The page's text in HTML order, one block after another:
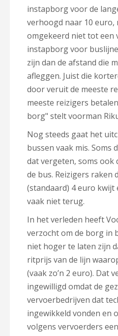
instapborg voor de
verhoogd naar 10 euro,
omgekeerd niet tot een
instapborg voor
zijn dan de afstand die
afleggen. Juist die
door veruit de meeste
meeste reizigers
borg" stelt voorman
Nog steeds gaat het
bussen vaak mis. Soms
dat vergeten, soms
de bus. Reizigers raken
(standaard) 4 euro kwijt
vaak niet terug.
In het verleden heeft
verzocht om de borg in
niet hoger te laten zijn
ritprijs van de lijn
(vaak zo’n 2 euro). Dat
ingewilligd omdat de
vervoerbedrijven dat
ingewikkeld vonden en
volgens vervoerders